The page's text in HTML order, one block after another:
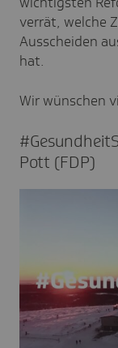
verrät, welche
Ausscheiden
hat.
Wir wünschen
Pott (FDP)